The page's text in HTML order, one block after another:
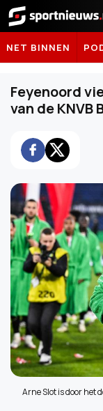
Sportnieuws.nl
NET BINNEN
Feyenoord
van de KNVB
Arne Slot is door het